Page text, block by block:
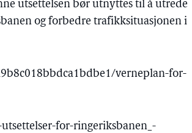
utsettelsen bør utnyttes til å utrede
og forbedre trafikksituasjonen i
verneplan-for-
for-ringeriksbanen_-